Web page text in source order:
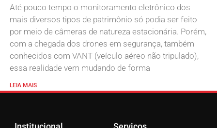
Até pouco tempo o monitoramento eletrônico dos
mais diversos tipos de patrimônio só podia ser feito
por meio de câmeras de natureza estacionária. Porém,
com a chegada dos drones em segurança, também
conhecidos com VANT (veículo aéreo não tripulado),
essa realidade vem mudando de forma
LEIA MAIS